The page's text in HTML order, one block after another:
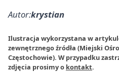
Autor:krystian
Ilustracja wykorzystana w
zewnętrznego źródła (Miejski
Częstochowie). W przypadku
zdjęcia prosimy o kontakt.